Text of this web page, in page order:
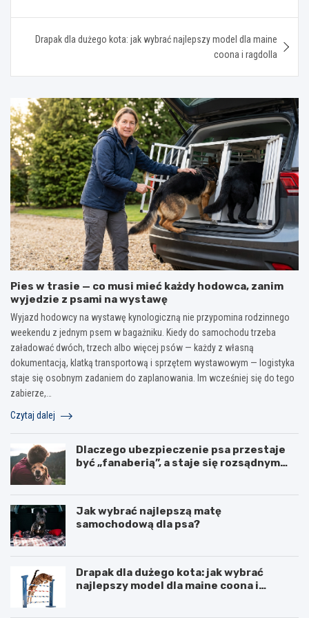
Drapak dla dużego kota: jak wybrać najlepszy model dla maine
coona i ragdolla
Pies w trasie — co musi mieć każdy hodowca, zanim
wyjedzie z psami na wystawę
Wyjazd hodowcy na wystawę kynologiczną nie przypomina rodzinnego
weekendu z jednym psem w bagażniku. Kiedy do samochodu trzeba
załadować dwóch, trzech albo więcej psów — każdy z własną
dokumentacją, klatką transportową i sprzętem wystawowym — logistyka
staje się osobnym zadaniem do zaplanowania. Im wcześniej się do tego
zabierze,…
Czytaj dalej
Dlaczego ubezpieczenie psa przestaje
być „fanaberią”, a staje się rozsądnym
Jak wybrać najlepszą matę
samochodową dla psa?
Drapak dla dużego kota: jak wybrać
najlepszy model dla maine coona i